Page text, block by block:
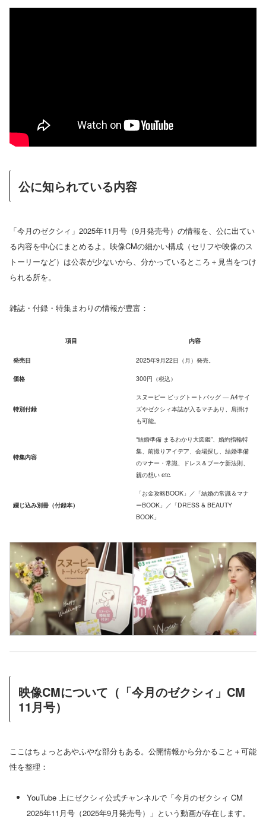
公に知られている内容
「今月のゼクシィ」2025年11月号（9月発売号）の情報を、公に出てい
る内容を中心にまとめるよ。映像CMの細かい構成（セリフや映像のス
トーリーなど）は公表が少ないから、分かっているところ＋見当をつけ
られる所を。
雑誌・付録・特集まわりの情報が豊富：
項目 内容
発売日 2025年9月22日（月）発売。
価格 300円（税込）
特別付録
スヌーピー ビッグトートバッグ — A4サイ
ズやゼクシィ本誌が入るマチあり、肩掛け
も可能。
特集内容
“結婚準備 まるわかり大図鑑”、婚約指輪特
集、前撮りアイデア、会場探し、結婚準備
のマナー・常識、ドレス＆ブーケ新法則、
親の想い etc.
綴じ込み別冊（付録本）
「お金攻略BOOK」／「結婚の常識＆マナ
ーBOOK」／「DRESS & BEAUTY
BOOK」
映像CMについて（「今月のゼクシィ」CM
11月号）
ここはちょっとあやふやな部分もある。公開情報から分かること＋可能
性を整理：
YouTube 上にゼクシィ公式チャンネルで「今月のゼクシィ CM
2025年11月号（2025年9月発売号）」という動画が存在します。